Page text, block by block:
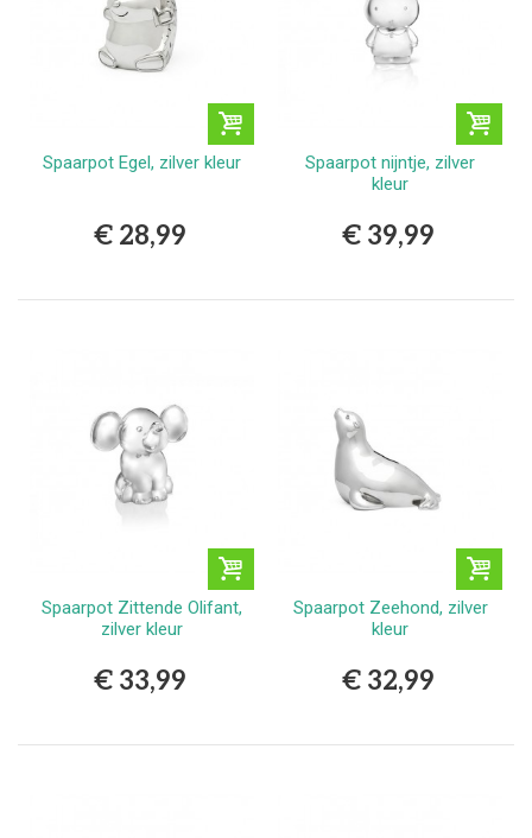
Spaarpot Egel, zilver kleur
€ 28,99
Spaarpot nijntje, zilver
kleur
€ 39,99
Spaarpot Zittende Olifant,
zilver kleur
€ 33,99
Spaarpot Zeehond, zilver
kleur
€ 32,99